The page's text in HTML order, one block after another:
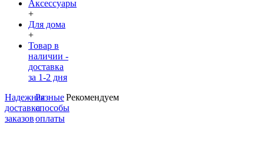
Аксессуары
+
Для дома
+
Товар в
наличии -
доставка
за 1-2 дня
Надежная
доставка
заказов
Разные
способы
оплаты
Рекомендуем